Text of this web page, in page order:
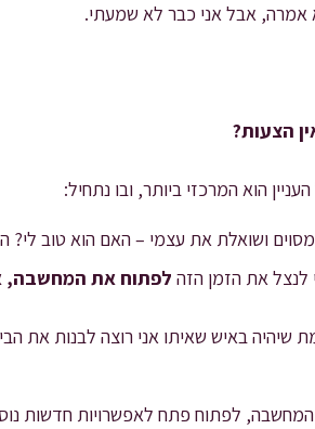
אמרה, אבל אני כבר לא שמעתי.
הצעות?
הוא המרכזי ביותר, ובו נתחיל:
ושואלת את עצמי – האם הוא טוב לי?
לנצל את הזמן הזה לפתוח את המחשבה,
שיהיה באיש שאיתו אני רוצה לבנות את
המחשבה, לפתוח פתח לאפשרויות חדשות